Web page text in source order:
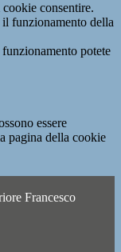
consentire.
funzionamento della
potete
essere
pagina della cookie
Francesco